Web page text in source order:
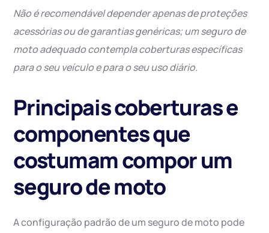
Não é recomendável depender apenas de proteções
acessórias ou de garantias genéricas; um seguro de
moto adequado contempla coberturas específicas
para o seu veículo e para o seu uso diário.
Principais coberturas e
componentes que
costumam compor um
seguro de moto
A configuração padrão de um seguro de moto pode